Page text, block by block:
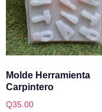
Molde Herramienta
Carpintero
Q35.00